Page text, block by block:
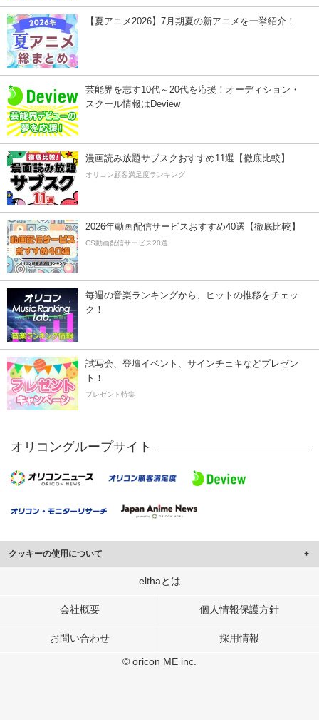
【夏アニメ2026】7月期夏の新アニメを一挙紹介！
芸能界を志す10代～20代を応援！オーディション・
スクール情報はDeview
漫画読み放題サブスクおすすめ11選【徹底比較】
オリコン顧客満足度ランキング
2026年動画配信サービスおすすめ40選【徹底比較】
CS動画配信サービス20選
毎週の音楽ランキングから、ヒットの推移をチェッ
ク！
試写会、登壇イベント、サインチェキなどプレゼン
ト！
プレゼント特集
オリコングループサイト
クッキーの使用について
このサイトでは Cookie を使用して、ユーザーに合わせたコンテンツや広告の
行っています。
メディアや広告配信、データ解析の各パートナーに提供しています。
elthaとは
会社概要 個人情報保護方針
お問い合わせ 採用情報
© oricon ME inc.